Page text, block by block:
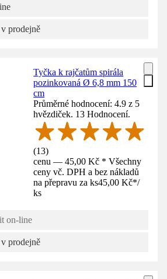
prodejně
Tyčka k rajčatům spirála
pozinkovaná Ø 6,8 mm 150
cm
Průměrné hodnocení: 4.9 z 5
hvězdiček. 13 Hodnocení.
(13)
cenu — 45,00 Kč * Všechny
ceny vč. DPH a bez nákladů
na přepravu za ks45,00 Kč*/
ks
on-line
prodejně